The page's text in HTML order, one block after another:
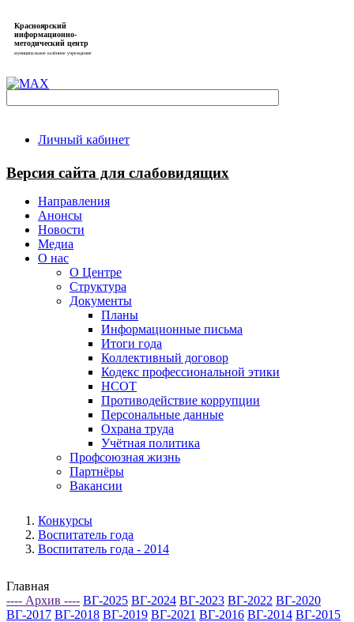
Красноярский
информационно-
методический центр
муниципальное казённое учреждение
Личный кабинет
Версия сайта для слабовидящих
Направления
Анонсы
Новости
Медиа
О нас
О Центре
Структура
Документы
Планы
Информационные письма
Итоги года
Коллективный договор
Кодекс профессиональной этики
НСОТ
Противодействие коррупции
Персональные данные
Охрана труда
Учётная политика
Профсоюзная жизнь
Партнёры
Вакансии
Конкурсы
Воспитатель года
Воспитатель года - 2014
Главная
---- Архив ---- ВГ-2025 ВГ-2024 ВГ-2023 ВГ-2022 ВГ-2020
ВГ-2017 ВГ-2018 ВГ-2019 ВГ-2021 ВГ-2016 ВГ-2014 ВГ-2015